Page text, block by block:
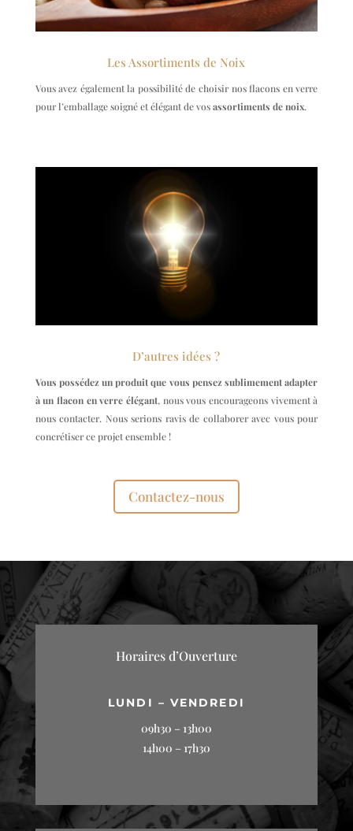
Les Assortiments de Noix
Vous avez également la possibilité de choisir nos flacons en verre
pour l’emballage soigné et élégant de vosassortiments de noix.
D’autres idées ?
Vous possédez un produit que vous pensez sublimement adapter
à un flacon en verre élégant, nous vous encourageons vivement à
nous contacter. Nous serions ravis de collaborer avec vous pour
concrétiser ce projet ensemble !
Contactez-nous
Horaires d’Ouverture
LUNDI – VENDREDI
09h30 – 13h00
14h00 – 17h30